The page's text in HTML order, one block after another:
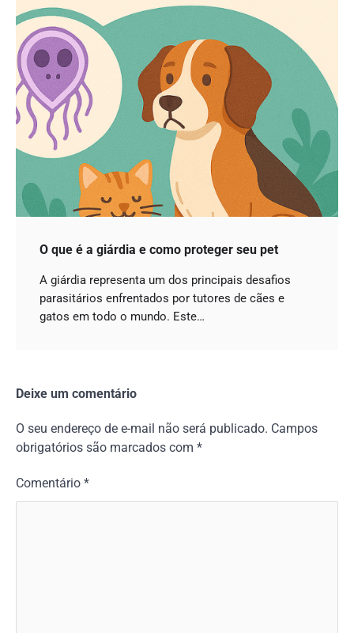
O que é a giárdia e como proteger seu pet
A giárdia representa um dos principais desafios
parasitários enfrentados por tutores de cães e
gatos em todo o mundo. Este…
Deixe um comentário
O seu endereço de e-mail não será publicado. Campos
obrigatórios são marcados com *
Comentário *